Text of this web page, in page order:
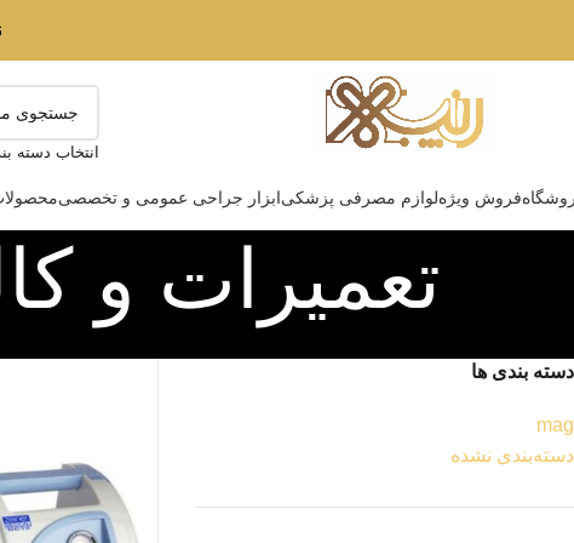
انتخاب دسته
فروش ویژهلوازم مصرفی پزشکیابزار جراحی عمومی و تخصصی
تعمیرات و
دسته بندی ها
mag
دسته‌بندی نشده